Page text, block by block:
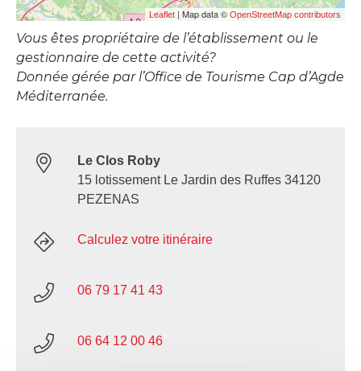
Leaflet | Map data © OpenStreetMap contributors
Vous êtes propriétaire de l’établissement ou le
gestionnaire de cette activité?
Donnée gérée par l’Office de Tourisme Cap d’Agde
Méditerranée.
Le Clos Roby
15 lotissement Le Jardin des Ruffes 34120
PEZENAS
Calculez votre itinéraire
06 79 17 41 43
06 64 12 00 46